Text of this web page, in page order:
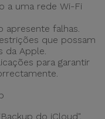
a uma rede Wi-Fi
apresente falhas.
que possam
da Apple.
para garantir
do iCloud".